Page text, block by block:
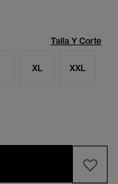
Talla Y Corte
XL XXL